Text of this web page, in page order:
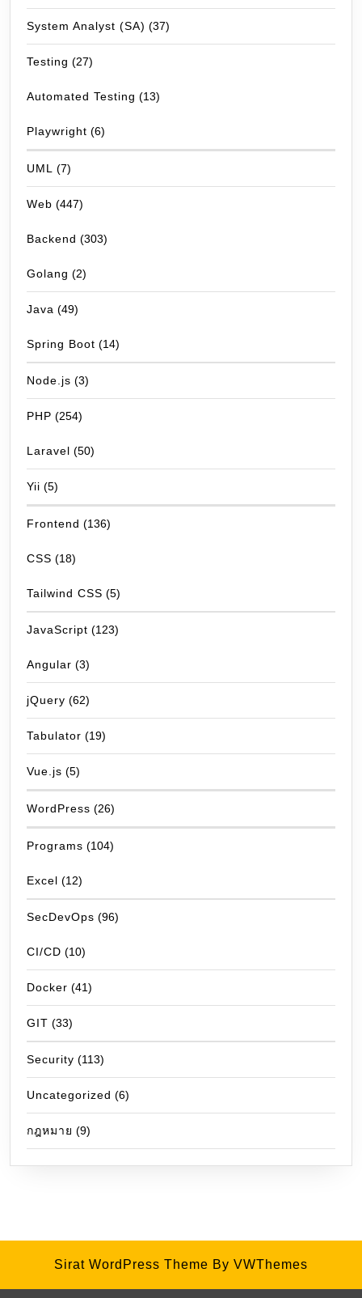
System Analyst (SA) (37)
Testing (27)
Automated Testing (13)
Playwright (6)
UML (7)
Web (447)
Backend (303)
Golang (2)
Java (49)
Spring Boot (14)
Node.js (3)
PHP (254)
Laravel (50)
Yii (5)
Frontend (136)
CSS (18)
Tailwind CSS (5)
JavaScript (123)
Angular (3)
jQuery (62)
Tabulator (19)
Vue.js (5)
WordPress (26)
Programs (104)
Excel (12)
SecDevOps (96)
CI/CD (10)
Docker (41)
GIT (33)
Security (113)
Uncategorized (6)
กฎหมาย (9)
Sirat WordPress Theme By VWThemes